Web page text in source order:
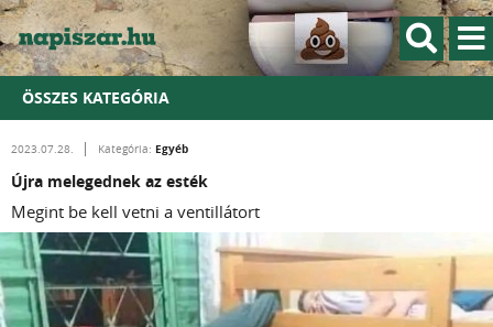
ÖSSZES KATEGÓRIA
2023.07.28. Kategória: Egyéb
Újra melegednek az esték
Megint be kell vetni a ventillátort